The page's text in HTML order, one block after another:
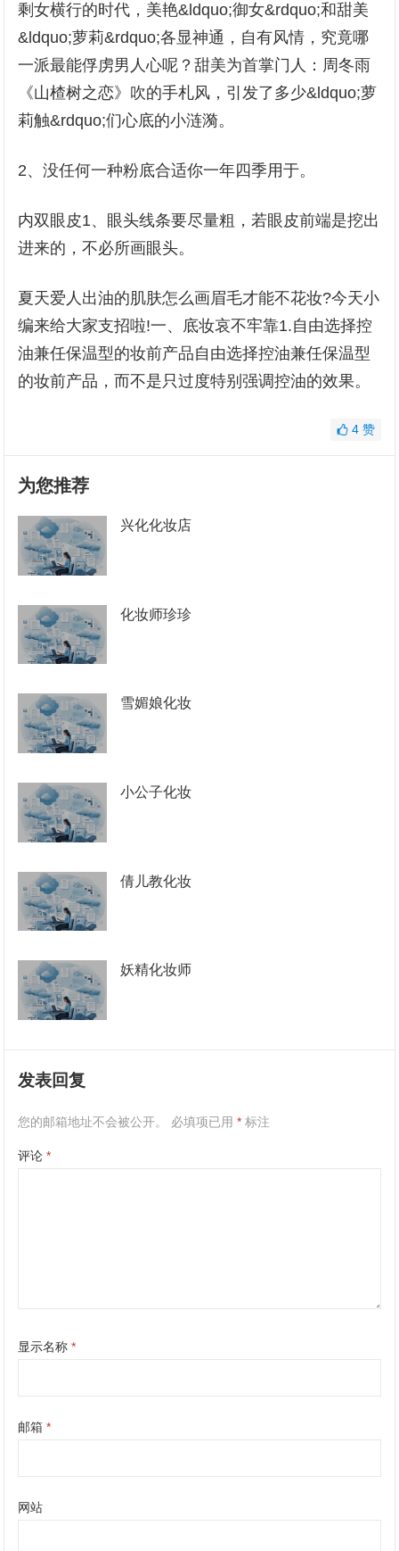
剩女横行的时代，美艳&ldquo;御女&rdquo;和甜美
&ldquo;萝莉&rdquo;各显神通，自有风情，究竟哪
一派最能俘虏男人心呢？甜美为首掌门人：周冬雨
《山楂树之恋》吹的手札风，引发了多少&ldquo;萝
莉触&rdquo;们心底的小涟漪。
2、没任何一种粉底合适你一年四季用于。
内双眼皮1、眼头线条要尽量粗，若眼皮前端是挖出
进来的，不必所画眼头。
夏天爱人出油的肌肤怎么画眉毛才能不花妆?今天小
编来给大家支招啦!一、底妆哀不牢靠1.自由选择控
油兼任保温型的妆前产品自由选择控油兼任保温型
的妆前产品，而不是只过度特别强调控油的效果。
4 赞
为您推荐
兴化化妆店
化妆师珍珍
雪媚娘化妆
小公子化妆
倩儿教化妆
妖精化妆师
发表回复
您的邮箱地址不会被公开。 必填项已用* 标注
评论*
显示名称*
邮箱*
网站